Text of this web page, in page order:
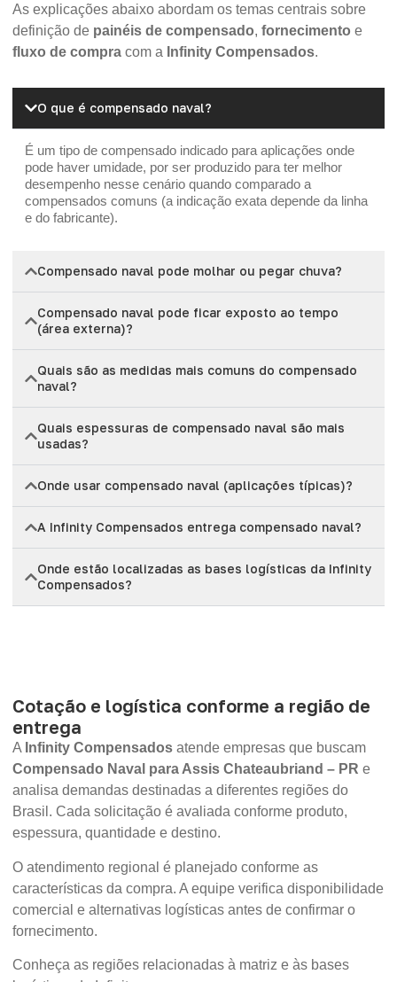
As explicações abaixo abordam os temas centrais sobre
definição de painéis de compensado, fornecimento e
fluxo de compra com a Infinity Compensados.
O que é compensado naval?
É um tipo de compensado indicado para aplicações onde
pode haver umidade, por ser produzido para ter melhor
desempenho nesse cenário quando comparado a
compensados comuns (a indicação exata depende da linha
e do fabricante).
Compensado naval pode molhar ou pegar chuva?
Compensado naval pode ficar exposto ao tempo
(área externa)?
Quais são as medidas mais comuns do compensado
naval?
Quais espessuras de compensado naval são mais
usadas?
Onde usar compensado naval (aplicações típicas)?
A Infinity Compensados entrega compensado naval?
Onde estão localizadas as bases logísticas da Infinity
Compensados?
Cotação e logística conforme a região de
entrega
A Infinity Compensados atende empresas que buscam
Compensado Naval para Assis Chateaubriand – PR e
analisa demandas destinadas a diferentes regiões do
Brasil. Cada solicitação é avaliada conforme produto,
espessura, quantidade e destino.
O atendimento regional é planejado conforme as
características da compra. A equipe verifica disponibilidade
comercial e alternativas logísticas antes de confirmar o
fornecimento.
Conheça as regiões relacionadas à matriz e às bases